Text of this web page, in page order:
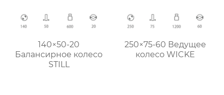
140×50-20
Балансирное колесо
STILL
250×75-60 Ведущее
колесо WICKE